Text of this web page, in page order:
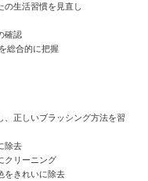
の生活習慣を見直し
確認
総合的に把握
、正しいブラッシング方法を習
除去
クリーニング
をきれいに除去